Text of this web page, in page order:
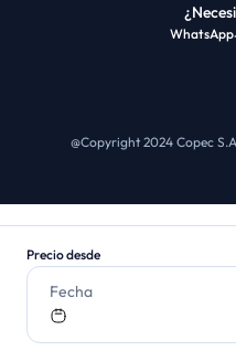
Precio desde
Fecha
WhatsApp
@Copyright 2024 Copec